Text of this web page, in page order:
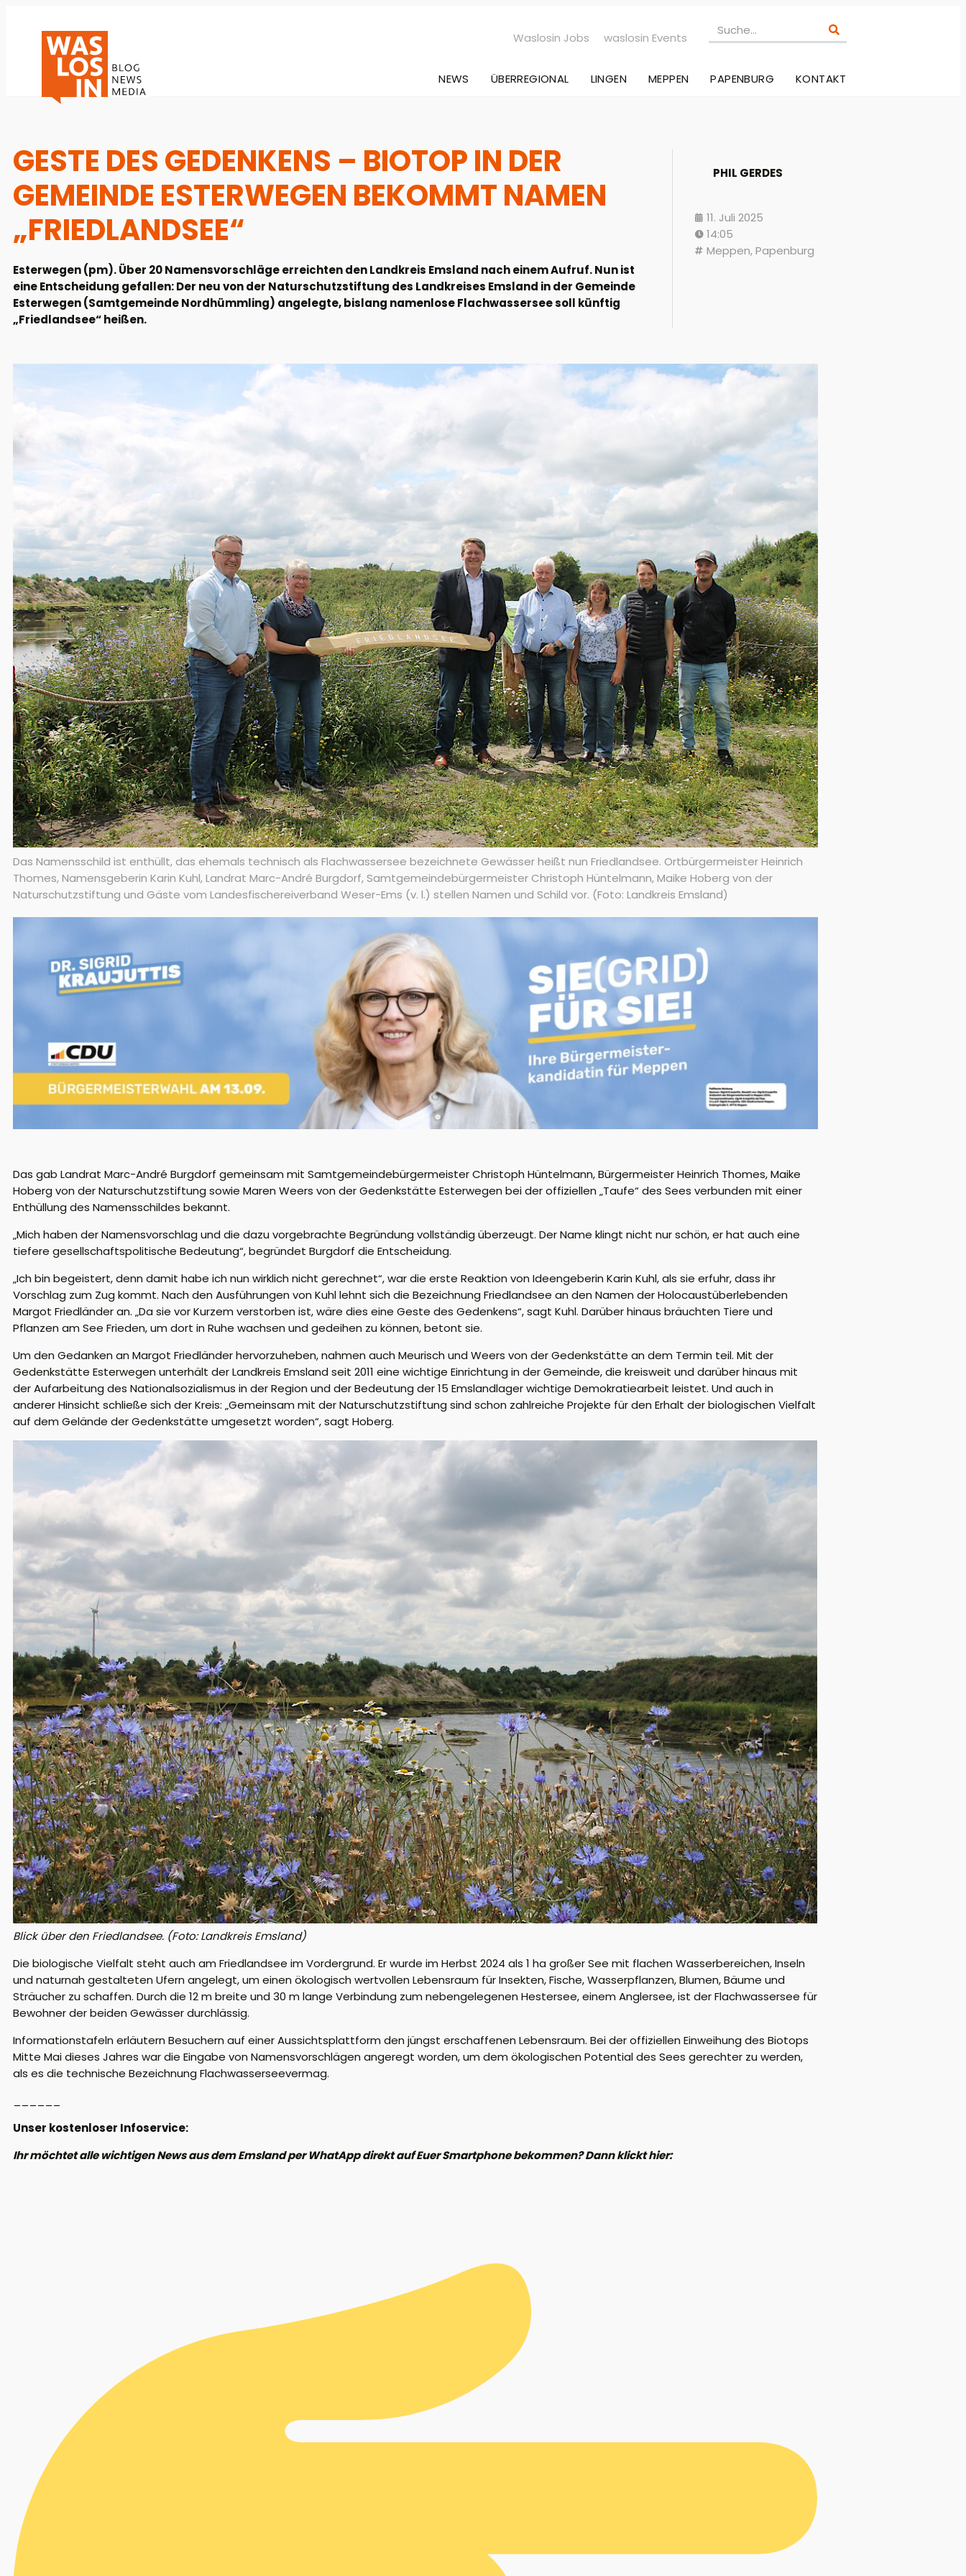
Waslosin Jobs waslosin Events
NEWS ÜBERREGIONAL LINGEN MEPPEN PAPENBURG KONTAKT
GESTE DES GEDENKENS – BIOTOP IN DER
GEMEINDE ESTERWEGEN BEKOMMT NAMEN
„FRIEDLANDSEE“
Esterwegen (pm). Über 20 Namensvorschläge erreichten den Landkreis Emsland nach einem Aufruf. Nun ist
eine Entscheidung gefallen: Der neu von der Naturschutzstiftung des Landkreises Emsland in der Gemeinde
Esterwegen (Samtgemeinde Nordhümmling) angelegte, bislang namenlose Flachwassersee soll künftig
„Friedlandsee“ heißen.
PHIL GERDES
11. Juli 2025
14:05
Meppen,Papenburg
Das Namensschild ist enthüllt, das ehemals technisch als Flachwassersee bezeichnete Gewässer heißt nun Friedlandsee. Ortbürgermeister Heinrich
Thomes, Namensgeberin Karin Kuhl, Landrat Marc-André Burgdorf, Samtgemeindebürgermeister Christoph Hüntelmann, Maike Hoberg von der
Naturschutzstiftung und Gäste vom Landesfischereiverband Weser-Ems (v. l.) stellen Namen und Schild vor. (Foto: Landkreis Emsland)
Das gab Landrat Marc-André Burgdorf gemeinsam mit SamtgemeindebürgermeisterChristoph Hüntelmann, BürgermeisterHeinrich Thomes, Maike
Hoberg von der Naturschutzstiftung sowie Maren Weers von derGedenkstätte Esterwegen bei der offiziellen „Taufe“ des Sees verbunden mit einer
Enthüllung des Namensschildes bekannt.
„Mich haben der Namensvorschlag und die dazu vorgebrachte Begründung vollständig überzeugt. Der Name klingt nicht nur schön, er hat auch eine
tiefere gesellschaftspolitische Bedeutung“,begründet Burgdorf die Entscheidung.
„Ich bin begeistert, denn damit habe ich nun wirklich nicht gerechnet“, war die erste Reaktion von Ideengeberin Karin Kuhl, als sie erfuhr, dass ihr
Vorschlag zum Zug kommt. Nach den Ausführungen von Kuhl lehnt sich die Bezeichnung Friedlandsee an den Namen der Holocaustüberlebenden
Margot Friedländeran. „Da sie vor Kurzem verstorben ist, wäre dies eine Geste des Gedenkens“, sagt Kuhl. Darüber hinaus bräuchten Tiere und
Pflanzen am See Frieden, um dort in Ruhe wachsen und gedeihen zu können, betont sie.
Um den Gedanken an Margot Friedländerhervorzuheben, nahmen auch Meurisch und Weers von der Gedenkstätte an dem Termin teil. Mit der
Gedenkstätte Esterwegen unterhält derLandkreis Emsland seit 2011 eine wichtige Einrichtung in der Gemeinde, die kreisweit und darüber hinaus mit
der Aufarbeitung des Nationalsozialismus in der Region und der Bedeutung der 15 Emslandlager wichtige Demokratiearbeit leistet. Und auch in
anderer Hinsicht schließe sich der Kreis: „Gemeinsam mit der Naturschutzstiftung sind schon zahlreiche Projekte für den Erhalt der biologischen Vielfalt
auf dem Gelände der Gedenkstätte umgesetzt worden“, sagt Hoberg.
Blick über den Friedlandsee. (Foto: Landkreis Emsland)
Die biologische Vielfalt steht auch am Friedlandsee im Vordergrund. Er wurde im Herbst 2024 als 1 ha großer See mit flachen Wasserbereichen, Inseln
und naturnah gestalteten Ufern angelegt, um einen ökologisch wertvollen Lebensraum für Insekten, Fische, Wasserpflanzen, Blumen, Bäume und
Sträucher zu schaffen. Durch die 12 m breite und 30 m lange Verbindung zum nebengelegenen Hestersee,einem Anglersee,ist der Flachwassersee für
Bewohner der beiden Gewässer durchlässig.
Informationstafeln erläutern Besuchern auf einer Aussichtsplattform den jüngst erschaffenen Lebensraum. Bei der offiziellen Einweihung des Biotops
Mitte Maidieses Jahres wardie Eingabe von Namensvorschlägen angeregt worden, um dem ökologischen Potential des Sees gerechter zu werden,
als es die technische Bezeichnung Flachwasserseevermag.
Unser kostenloser Infoservice:
Ihr möchtet alle wichtigen News aus dem Emsland per WhatApp direkt auf Euer Smartphone bekommen? Dann klickt hier: